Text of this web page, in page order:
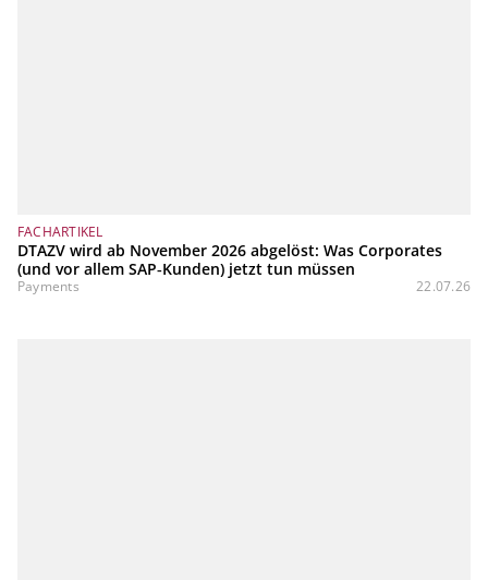
FACHARTIKEL
DTAZV wird ab November 2026 abgelöst: Was Corporates
(und vor allem SAP‑Kunden) jetzt tun müssen
Payments 22.07.26